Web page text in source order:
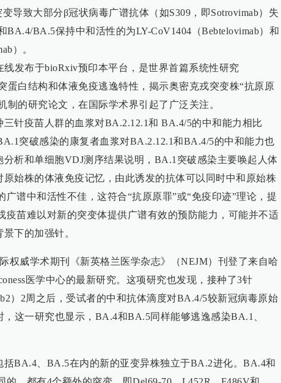
导致大部分β冠状病毒广谱抗体（如S309，即Sotrovimab）失
BA.4/BA.5保持中和活性的为LY-CoV1404（Bebtelovimab）和
）。
线发布于bioRxiv预印本平台，是世界首篇系统性研究
蛋白结构和体液免疫逃逸特性，揭示奥密克戎突变株“抗原原
制的研究论文，在国际学术界引起了广泛关注。
针疫苗人群的血浆对BA.2.12.1和 BA.4/5的中和能力相比
突破感染的康复者血浆对BA.2.12.1和BA.4/5的中和能力也
分析和单细胞VDJ测序结果说明，BA.1突破感染主要唤起人体
原始株的体液免疫记忆，由此诱发的抗体可以同时中和原始株
广谱中和活性不佳，这符合“抗原原罪”或“免疫印迹”理论，提
疫苗难以对新的突变体提供广谱有效的预防能力，可能并不适
下的加强针。
权威学术期刊《新英格兰医学杂志》（NEJM）刊登了来自哈
医学中心的最新研究。这项研究也发现，接种了3针
）2周之后，受试者的中和抗体滴度对BA.4/5较新冠病毒原始
，这一研究也显示，BA.4和BA.5同样能够逃逸感染BA.1、
括BA.4、BA.5在内的新的亚变异株独立于BA.2进化。BA.4和